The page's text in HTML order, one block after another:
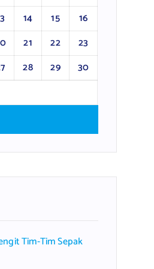
14 15
16
21 22
23
28 29
30
Tim-Tim Sepak